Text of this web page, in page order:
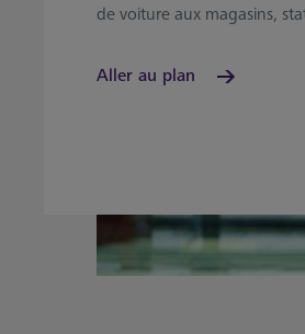
de voiture aux magasins,
Aller au plan